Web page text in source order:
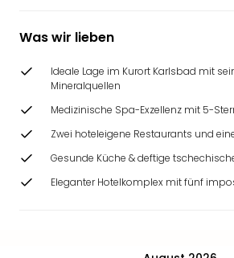
Was wir lieben
Ideale Lage im Kurort Karlsbad mit
Mineralquellen
Medizinische Spa-Exzellenz mit 5-
Zwei hoteleigene Restaurants und
Gesunde Küche & deftige
Eleganter Hotelkomplex mit fünf